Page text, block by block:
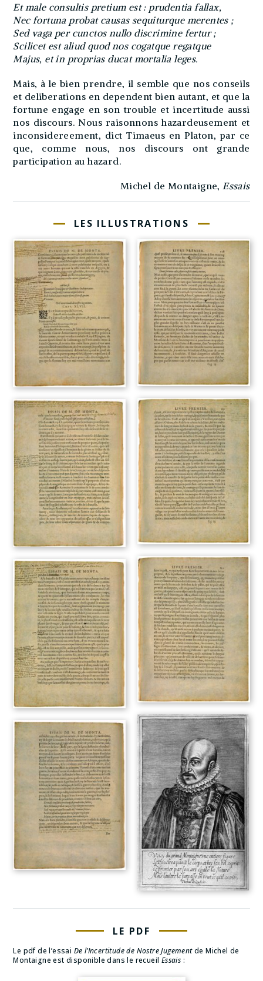
Et male consultis pretium est : prudentia fallax,
Nec fortuna probat causas sequiturque merentes ;
Sed vaga per cunctos nullo discrimine fertur ;
Scilicet est aliud quod nos cogatque regatque
Majus, et in proprias ducat mortalia leges.
Mais, à le bien prendre, il semble que nos conseils
et deliberations en dependent bien autant, et que la
fortune engage en son trouble et incertitude aussi
nos discours. Nous raisonnons hazardeusement et
inconsidereement, dict Timaeus en Platon, par ce
que, comme nous, nos discours ont grande
participation au hazard.
Michel de Montaigne, Essais
LES ILLUSTRATIONS
LE PDF
Le pdf de l’essai De l’Incertitude de Nostre Jugementde Michel de
Montaigne est disponible dans le recueil Essais :